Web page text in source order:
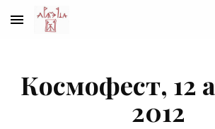
Skip to main content
Космофест, 12
2012